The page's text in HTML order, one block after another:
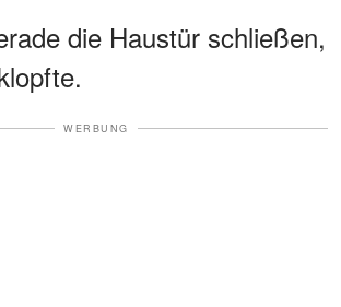
die Haustür schließen,
WERBUNG